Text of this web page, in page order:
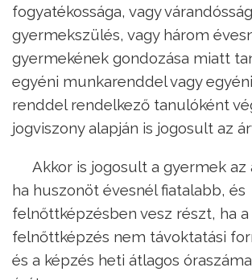
fogyatékossága, vagy
gyermekszülés, vagy három
gyermekének gondozása miatt
egyéni munkarenddel vagy
renddel rendelkező tanulóként
jogviszony alapján is jogosult az
Akkor is jogosult a gyermek az
ha huszonöt évesnél fiatalabb, és
felnőttképzésben vesz részt, ha a
felnőttképzés nem távoktatási
és a képzés heti átlagos